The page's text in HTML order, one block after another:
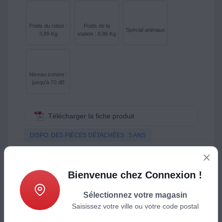
Poids du robot :
3,89 Kg
Poids de la
station : 8,86 Kg
Spécial animaux
Niveau sonore :
jusqu'à 70 dB
Télécharger la fiche produit
DISPO. DES PIÈCES DÉTACHÉES : 5 ANS
Choisir ce produit pour quels
usages ?
Type de sols : Carrelages, parquets, tapis, moquettes
Bienvenue chez Connexion !
Sélectionnez votre magasin
Saisissez votre ville ou votre code postal